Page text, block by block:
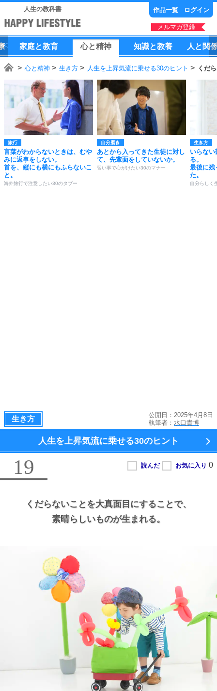
人生の教科書 作品一覧 ログイン
メルマガ登録
家庭と教育 心と精神 知識と教養 人 と 関
心と精神 生き方 人生を上昇気流に乗せる30のヒント くだ
旅行
言葉がわからないときは、むや
みに返事をしない。
首を、縦にも横にもふらないこ
と。
海外旅行で注意したい30のタブー
自分磨き
あとから入ってきた生徒に対し
て、先輩面をしていないか。
習い事で心がけたい30のマナー
生き方
いらない
る。
最後に残
た。
自分らしく
生き方
公開日：2025年4月8日
執筆者： 水口貴博
人生を上昇気流に乗せる30のヒント
19
くだらないことを大真面目にすることで、
素晴らしいものが生まれる。